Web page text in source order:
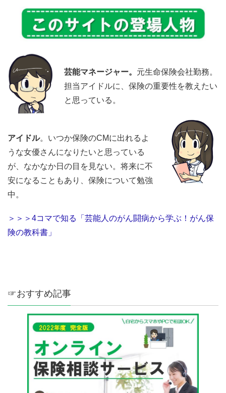
芸能マネージャー。 元生命保険会社勤務。
担当アイドルに、保険の重要性を教えたい
と思っている。
アイドル。いつか保険のCMに出れるよ
うな女優さんになりたいと思っている
が、なかなか日の目を見ない。将来に不
安になることもあり、保険について勉強
中。
＞＞＞4コマで知る「芸能人のがん闘病から学ぶ！がん保
険の教科書」
☞おすすめ記事